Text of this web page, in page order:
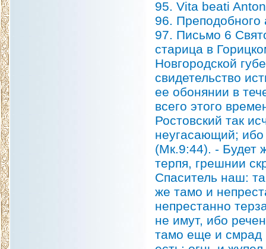
95. Vita beati
96.
97. Письмо 6
старица в
Новгородской
свидетельство
ее обонянии в
всего этого
Ростовский так
неугасающий; ибо
(Мк.9:44). - Будет
терпя, грешнии
Спаситель наш:
же тамо и
непрестанно
не имут, ибо
тамо еще и смрад